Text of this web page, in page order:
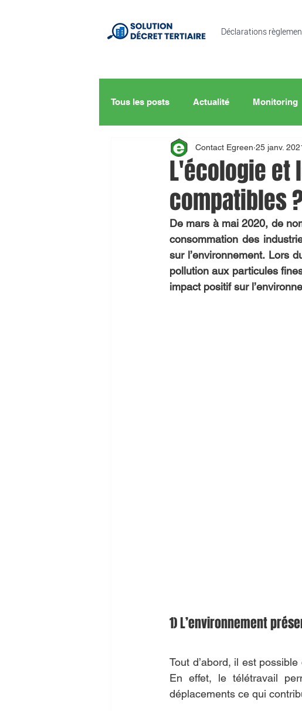
Déclarations
Tous les posts Actualité Monitoring
L'écologie et
compatibles
Contact Egreen 25 janv.
De mars à mai 2020, de
consommation des
sur l’environnement. Lors
pollution aux particules
impact positif sur
1) L’environnement
Tout d’abord, il est
En effet, le télétravail
déplacements ce qui